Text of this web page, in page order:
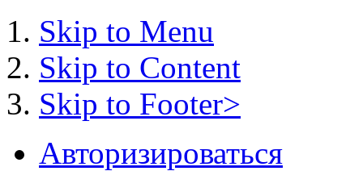
Skip to Menu
Skip to Content
Skip to Footer>
Авторизироваться